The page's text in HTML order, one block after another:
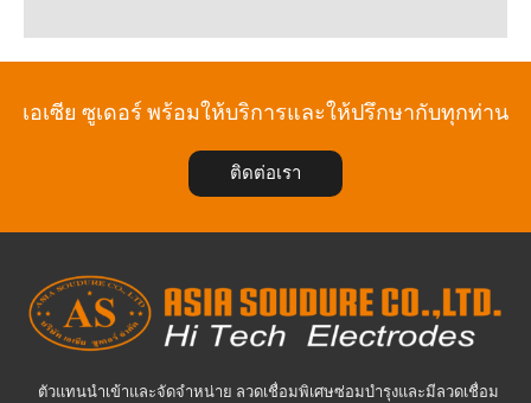
เอเซีย ซูเดอร์ พร้อมให้บริการและให้ปรึกษากับทุกท่าน
ติดต่อเรา
ตัวแทนนำเข้าและจัดจำหน่าย ลวดเชื่อมพิเศษซ่อมบำรุงและมีลวดเชื่อม